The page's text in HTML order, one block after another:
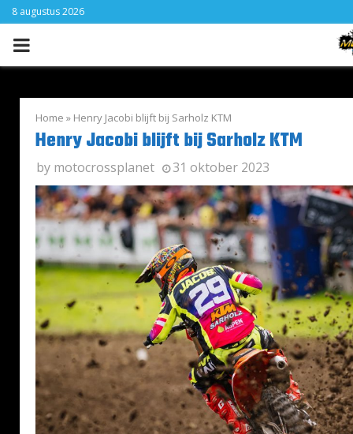
8 augustus 2026
PRIMARY
Home » Henry Jacobi blijft bij Sarholz KTM
Henry Jacobi blijft bij Sarholz KTM
by motocrossplanet 31 oktober 2023